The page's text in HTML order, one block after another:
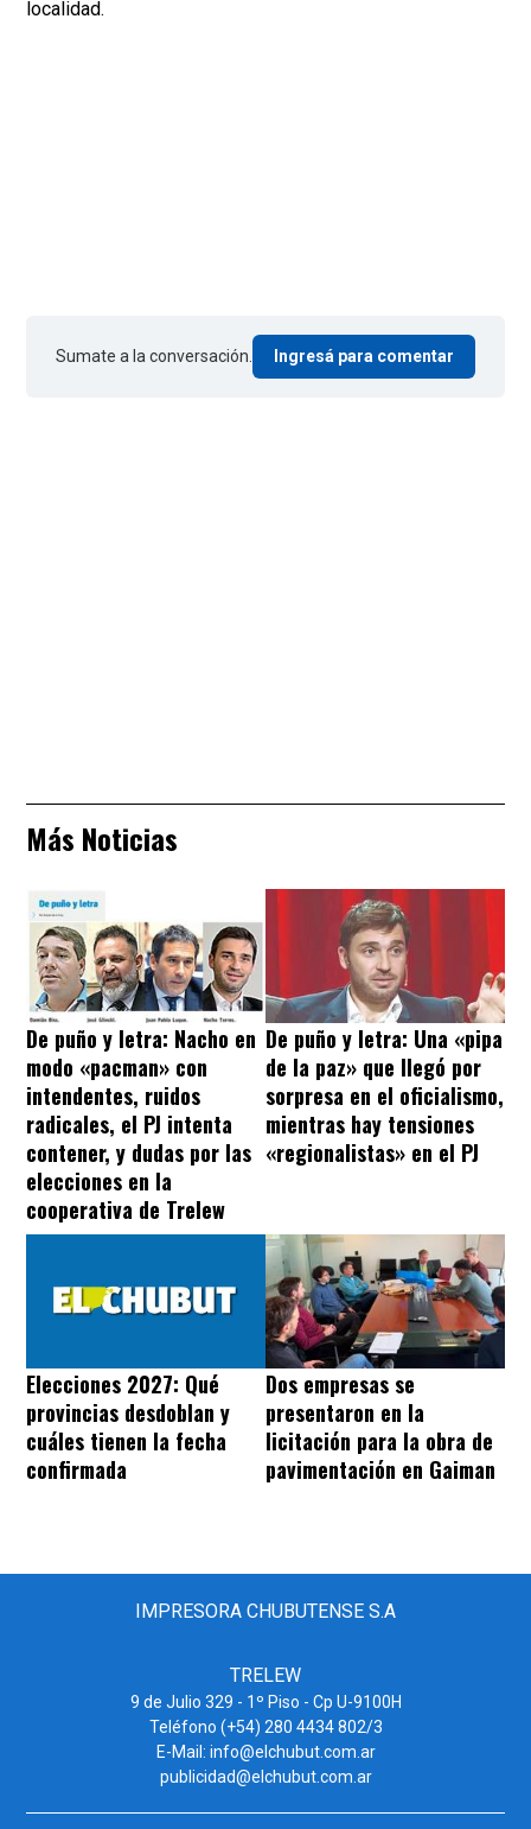
localidad.
Sumate a la conversación. Ingresá para comentar
Más Noticias
De puño y letra: Nacho en
modo «pacman» con
intendentes, ruidos
radicales, el PJ intenta
contener, y dudas por las
elecciones en la
cooperativa de Trelew
De puño y letra: Una «pipa
de la paz» que llegó por
sorpresa en el oficialismo,
mientras hay tensiones
«regionalistas» en el PJ
Elecciones 2027: Qué
provincias desdoblan y
cuáles tienen la fecha
confirmada
Dos empresas se
presentaron en la
licitación para la obra de
pavimentación en Gaiman
IMPRESORA CHUBUTENSE S.A
TRELEW
9 de Julio 329 - 1º Piso - Cp U-9100H
Teléfono (+54) 280 4434 802/3
E-Mail: info@elchubut.com.ar
publicidad@elchubut.com.ar